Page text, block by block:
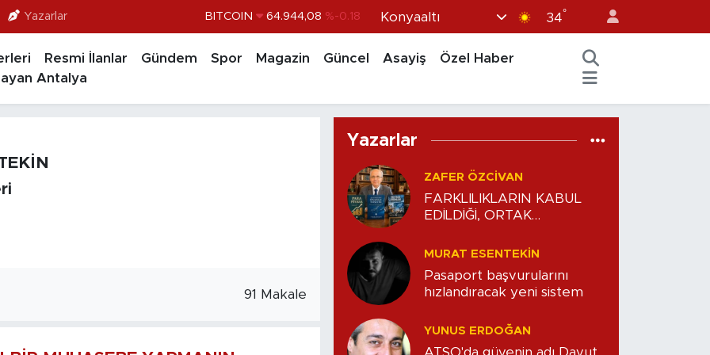
Yazarlar BITCOIN 64.944,08 %-0.18
STERLİN 64,4811 %0.38
%0.03
Konyaaltı 34°
Resmi İlanlar Gündem Spor Magazin Güncel Asayiş
Özel Haber
Antalya
91 Makale
Yazarlar
ZAFER ÖZCIVAN
FARKLILIKLARIN KABUL
EDİLDİĞİ, ORTAK
DENGE
MURAT ESENTEKIN
Pasaport başvurularını
hızlandıracak yeni sistem
YUNUS ERDOĞAN
ATSO'da güvenin adı Davut